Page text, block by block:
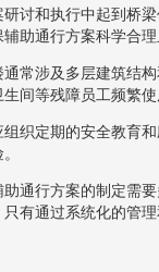
讨和执行中起到桥
助通行方案科学合理
常涉及多层建筑结
间等残障员工频繁
织定期的安全教育
通行方案的制定需
有通过系统化的管